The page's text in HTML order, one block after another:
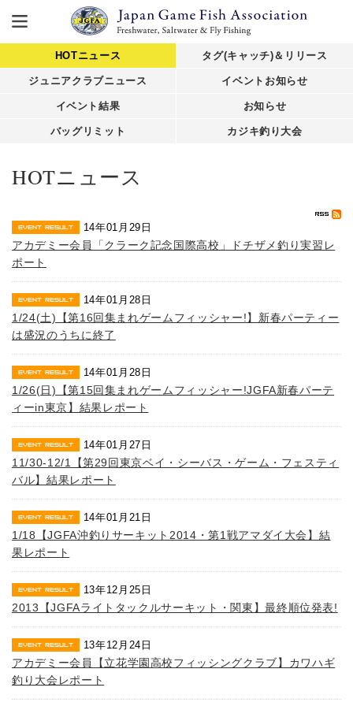
HOTニュース タグ(キャッチ)＆リリース
ジュニアクラブニュース イベントお知らせ
イベント結果 お知らせ
バッグリミット カジキ釣り大会
HOTニュース
14年01月29日
アカデミー会員「クラーク記念国際高校」ドチザメ釣り実習レ
ポート
14年01月28日
1/24(土)【第16回集まれゲームフィッシャー!】新春パーティー
は盛況のうちに終了
14年01月28日
1/26(日)【第15回集まれゲームフィッシャー!JGFA新春パーテ
ィーin東京】結果レポート
14年01月27日
11/30-12/1【第29回東京ベイ・シーバス・ゲーム・フェスティ
バル】結果レポート
14年01月21日
1/18【JGFA沖釣りサーキット2014・第1戦アマダイ大会】結
果レポート
13年12月25日
2013【JGFAライトタックルサーキット・関東】最終順位発表!
13年12月24日
アカデミー会員【立花学園高校フィッシングクラブ】カワハギ
釣り大会レポート